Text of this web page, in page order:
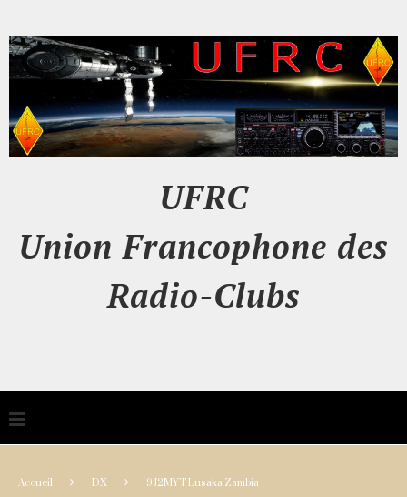
UFRC
Union Francophone des
Radio-Clubs
Accueil DX 9J2MYT Lusaka Zambia